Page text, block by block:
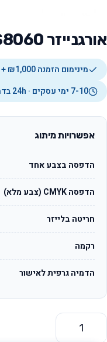
אורגנייזר OS8060
מינימום הזמנה ₪1,000 + מע״מ
7-10 ימי עסקים · 24h בדחיפות
אפשרויות מיתוג
הדפסה בצבע אחד
הדפסה CMYK (צבע מלא)
חריטה בלייזר
רקמה
הדמיה גרפית לאישור
כמות של אורגנייזר OS8060